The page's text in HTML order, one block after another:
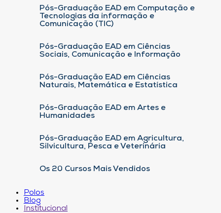
Pós-Graduação EAD em Computação e
Tecnologias da informação e
Comunicação (TIC)
Pós-Graduação EAD em Ciências
Sociais, Comunicação e Informação
Pós-Graduação EAD em Ciências
Naturais, Matemática e Estatística
Pós-Graduação EAD em Artes e
Humanidades
Pós-Graduação EAD em Agricultura,
Silvicultura, Pesca e Veterinária
Os 20 Cursos Mais Vendidos
Polos
Blog
Institucional